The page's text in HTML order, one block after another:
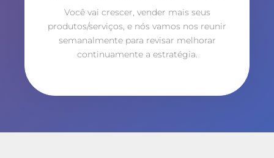
Você vai crescer, vender mais seus
produtos/serviços, e nós vamos nos reunir
semanalmente para revisar melhorar
continuamente a estratégia.